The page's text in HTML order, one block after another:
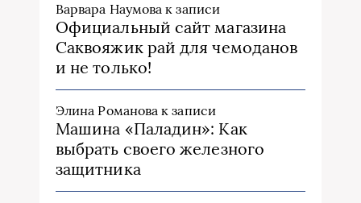
Варвара Наумова к записи
Официальный сайт магазина
Саквояжик рай для чемоданов
и не только!
Элина Романова к записи
Машина «Паладин»: Как
выбрать своего железного
защитника